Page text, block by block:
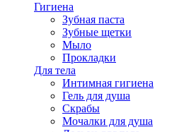
Гигиена
Зубная паста
Зубные щетки
Мыло
Прокладки
Для тела
Интимная гигиена
Гель для душа
Скрабы
Мочалки для душа